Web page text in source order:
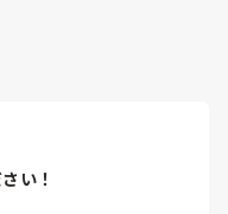
かと思います🥺！！
い！